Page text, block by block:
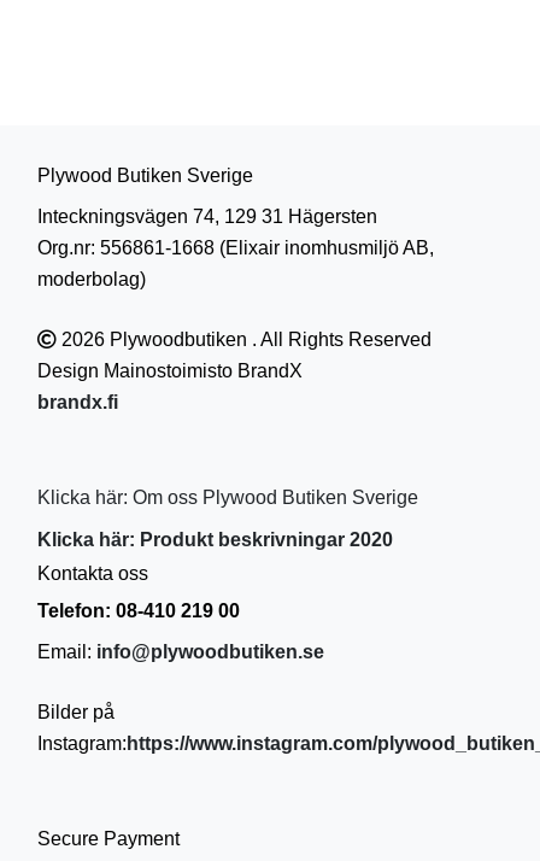
Plywood Butiken Sverige
Inteckningsvägen 74, 129 31 Hägersten
Org.nr: 556861-1668 (Elixair inomhusmiljö AB,
moderbolag)
2026 Plywoodbutiken . All Rights Reserved
Design Mainostoimisto BrandX
brandx.fi
Klicka här: Om oss Plywood Butiken Sverige
Klicka här: Produkt beskrivningar 2020
Kontakta oss
Telefon: 08-410 219 00
Email: info@plywoodbutiken.se
Bilder på
Instagram: https://www.instagram.com/
Secure Payment